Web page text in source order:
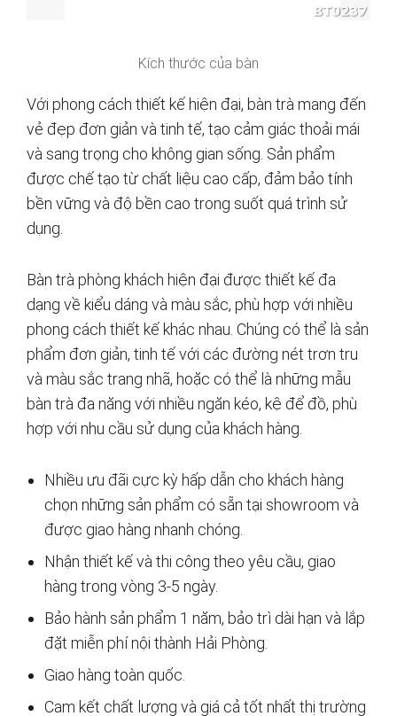
Kích thước của bàn
Với phong cách thiết kế hiện đại, bàn trà mang đến
vẻ đẹp đơn giản và tinh tế, tạo cảm giác thoải mái
và sang trọng cho không gian sống. Sản phẩm
được chế tạo từ chất liệu cao cấp, đảm bảo tính
bền vững và độ bền cao trong suốt quá trình sử
dụng.
Bàn trà phòng khách hiện đại được thiết kế đa
dạng về kiểu dáng và màu sắc, phù hợp với nhiều
phong cách thiết kế khác nhau. Chúng có thể là sản
phẩm đơn giản, tinh tế với các đường nét trơn tru
và màu sắc trang nhã, hoặc có thể là những mẫu
bàn trà đa năng với nhiều ngăn kéo, kệ để đồ, phù
hợp với nhu cầu sử dụng của khách hàng.
Nhiều ưu đãi cực kỳ hấp dẫn cho khách hàng
chọn những sản phẩm có sẵn tại showroom và
được giao hàng nhanh chóng.
Nhận thiết kế và thi công theo yêu cầu, giao
hàng trong vòng 3-5 ngày.
Bảo hành sản phẩm 1 năm, bảo trì dài hạn và lắp
đặt miễn phí nội thành Hải Phòng.
Giao hàng toàn quốc.
Cam kết chất lượng và giá cả tốt nhất thị trường